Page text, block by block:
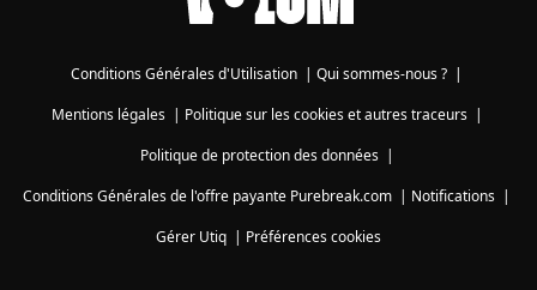
Conditions Générales d'Utilisation Qui sommes-nous ?
Mentions légales| Politique sur les cookies et autres traceurs|
Politique de protection des données|
Conditions Générales de l'offre payante Purebreak.com
Notifications
Gérer Utiq
Préférences cookies